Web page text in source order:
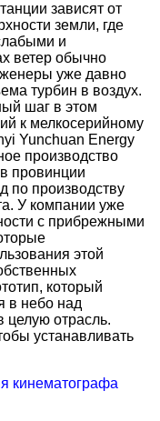
зависят от
земли, где
и
ветер обычно
уже давно
турбин в воздух.
шаг в этом
к мелкосерийному
Yunchuan Energy
производство
провинции
по производству
У компании уже
с прибрежными
этой
который
в небо над
целую отрасль.
устанавливать
кинематографа